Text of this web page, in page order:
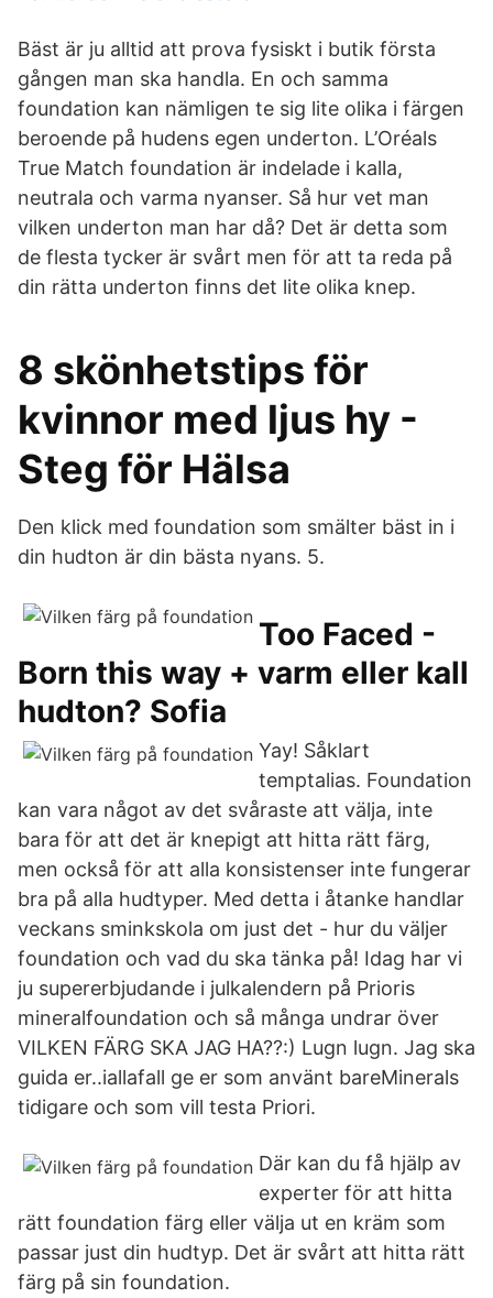
Bäst är ju alltid att prova fysiskt i butik första
gången man ska handla. En och samma
foundation kan nämligen te sig lite olika i färgen
beroende på hudens egen underton. L’Oréals
True Match foundation är indelade i kalla,
neutrala och varma nyanser. Så hur vet man
vilken underton man har då? Det är detta som
de flesta tycker är svårt men för att ta reda på
din rätta underton finns det lite olika knep.
8 skönhetstips för
kvinnor med ljus hy -
Steg för Hälsa
Den klick med foundation som smälter bäst in i
din hudton är din bästa nyans. 5.
Too Faced -
Born this way + varm eller kall
hudton? Sofia
Yay! Såklart
temptalias. Foundation
kan vara något av det svåraste att välja, inte
bara för att det är knepigt att hitta rätt färg,
men också för att alla konsistenser inte fungerar
bra på alla hudtyper. Med detta i åtanke handlar
veckans sminkskola om just det - hur du väljer
foundation och vad du ska tänka på! Idag har vi
ju supererbjudande i julkalendern på Prioris
mineralfoundation och så många undrar över
VILKEN FÄRG SKA JAG HA??:) Lugn lugn. Jag ska
guida er..iallafall ge er som använt bareMinerals
tidigare och som vill testa Priori.
Där kan du få hjälp av
experter för att hitta
rätt foundation färg eller välja ut en kräm som
passar just din hudtyp. Det är svårt att hitta rätt
färg på sin foundation.